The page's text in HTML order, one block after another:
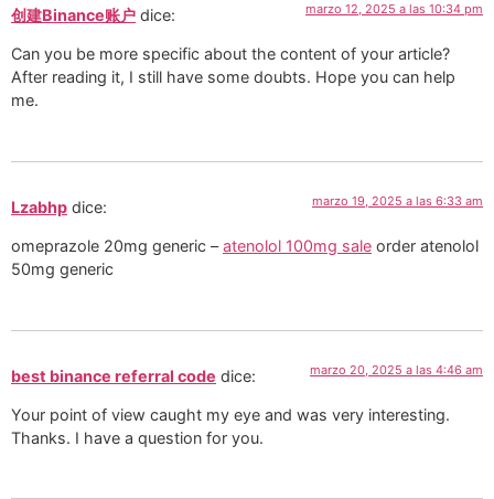
创建Binance账户 dice: marzo 12, 2025 a las 10:34 pm
Can you be more specific about the content of your article?
After reading it, I still have some doubts. Hope you can help
me.
Lzabhp dice: marzo 19, 2025 a las 6:33 am
omeprazole 20mg generic –atenolol 100mg sale order atenolol
50mg generic
best binance referral code dice: marzo 20, 2025 a las 4:46 am
Your point of view caught my eye and was very interesting.
Thanks. I have a question for you.